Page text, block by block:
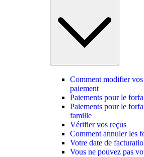
Comment modifier vos
paiement
Paiements pour le
Paiements pour le
famille
Vérifier vos reçus
Comment annuler les
Votre date de
Vous ne pouvez pas